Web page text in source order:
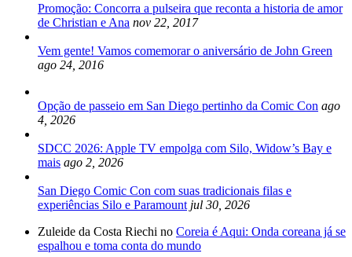
Promoção: Concorra a pulseira que reconta a historia de amor
de Christian e Ana nov 22, 2017
Vem gente! Vamos comemorar o aniversário de John Green
ago 24, 2016
Opção de passeio em San Diego pertinho da Comic Con ago
4, 2026
SDCC 2026: Apple TV empolga com Silo, Widow’s Bay e
mais ago 2, 2026
San Diego Comic Con com suas tradicionais filas e
experiências Silo e Paramount jul 30, 2026
Zuleide da Costa Riechi no Coreia é Aqui: Onda coreana já se
espalhou e toma conta do mundo